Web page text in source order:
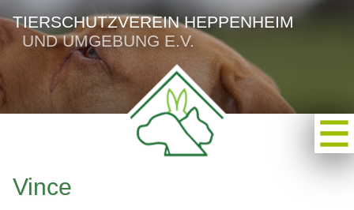
TIERSCHUTZVEREIN HEPPENHEIM
UND UMGEBUNG E.V.
Vince